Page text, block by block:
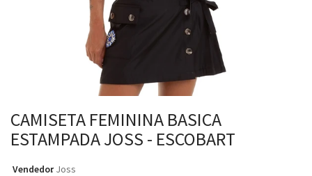
CAMISETA FEMININA BASICA
ESTAMPADA JOSS - ESCOBART
Vendedor: Joss